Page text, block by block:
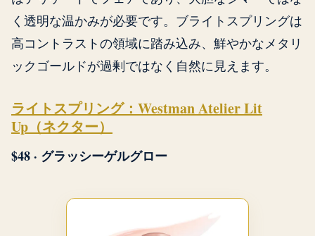
く透明な温かみが必要です。ブライトスプリングは
高コントラストの領域に踏み込み、鮮やかなメタリ
ックゴールドが過剰ではなく自然に見えます。
ライトスプリング：Westman Atelier Lit
Up（ネクター）
$48 · グラッシーゲルグロー